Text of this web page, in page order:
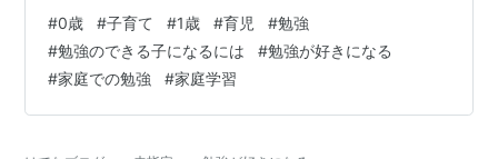
出来たので、？？って思ったのです。で、「じゃあなん
で小学校の時は勉強してたの？」って聞いたら、「だっ
て、小学校の勉強っておもしろいじゃん。」って言いま
した。 そうだったのか・・・実は前に書いたのですが、
#0歳 #子育て #1歳 #育児 #勉強
#勉強のできる子になるには #勉強が好きになる
#家庭での勉強 #家庭学習